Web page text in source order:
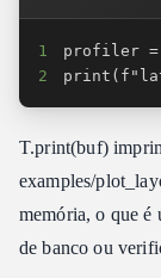
1
2
T.print(buf)
examples/
memória, o que é
de banco ou